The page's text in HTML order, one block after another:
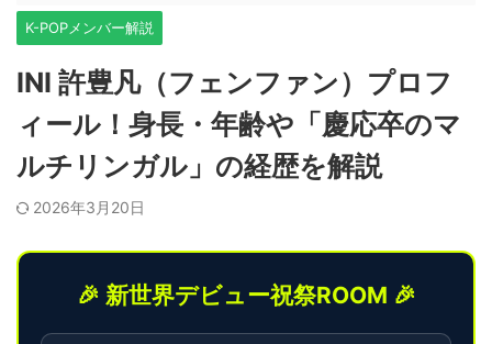
K-POPメンバー解説
INI 許豊凡（フェンファン）プロフ
ィール！身長・年齢や「慶応卒のマ
ルチリンガル」の経歴を解説
2026年3月20日
🎉 新世界デビュー祝祭ROOM 🎉